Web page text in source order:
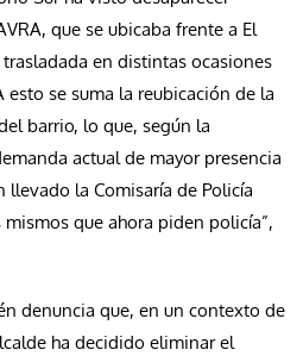
que se ubicaba frente a El
trasladada en distintas ocasiones
se suma la reubicación de la
barrio, lo que, según la
actual de mayor presencia
llevado la Comisaría de Policía
que ahora piden policía”,
denuncia que, en un contexto de
ha decidido eliminar el